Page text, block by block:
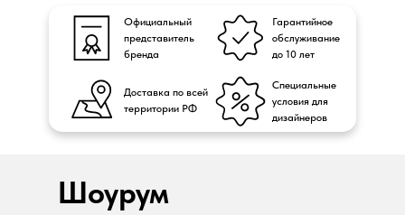
Официальный
представитель
бренда
Доставка по всей
территории РФ
Гарантийное
обслуживание
до 10 лет
Специальные
условия для
дизайнеров
Шоурум